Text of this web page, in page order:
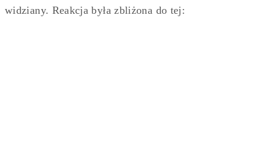
widziany. Reakcja była zbliżona do tej: